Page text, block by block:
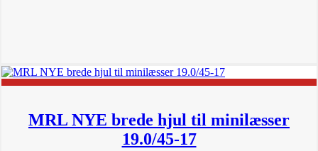
MRL NYE brede hjul til minilæsser
19.0/45-17